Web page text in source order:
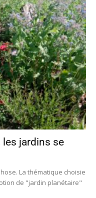
les jardins se
La thématique choisie
de "jardin planétaire"